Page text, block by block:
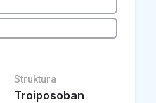
Struktura
Troiposoban